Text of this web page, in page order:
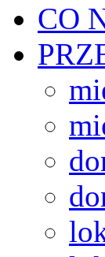
CO